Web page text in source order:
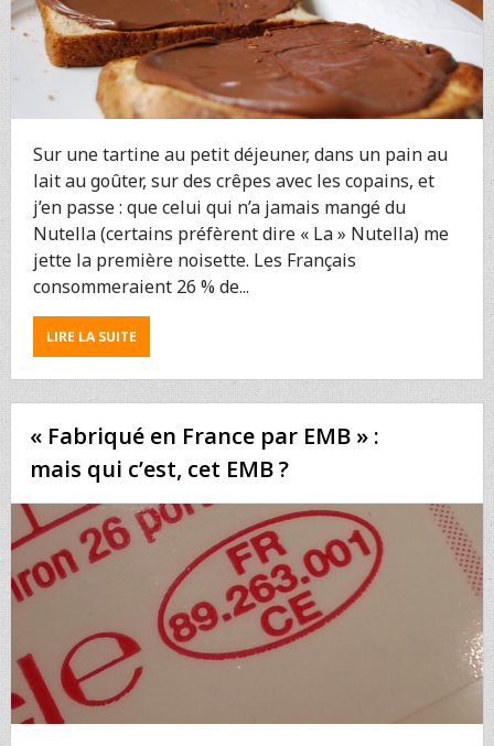
Sur une tartine au petit déjeuner, dans un pain au
lait au goûter, sur des crêpes avec les copains, et
j’en passe : que celui qui n’a jamais mangé du
Nutella (certains préfèrent dire « La » Nutella) me
jette la première noisette. Les Français
consommeraient 26 % de...
LIRE LA SUITEABOUT
NUTELLA
:
CE
FAUT
SAVOIR
EN
5
POINTS
« Fabriqué en France par EMB » :
mais qui c’est, cet EMB ?